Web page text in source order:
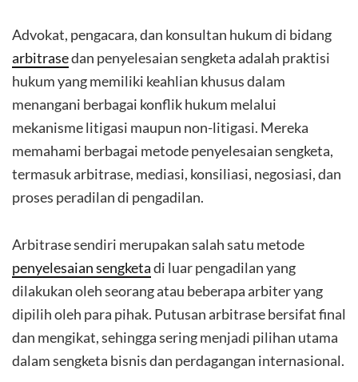
Advokat, pengacara, dan konsultan hukum di bidang
arbitrasedan penyelesaian sengketa adalah praktisi
hukum yang memiliki keahlian khusus dalam
menangani berbagai konflik hukum melalui
mekanisme litigasi maupun non-litigasi. Mereka
memahami berbagai metode penyelesaian sengketa,
termasuk arbitrase, mediasi, konsiliasi, negosiasi, dan
proses peradilan di pengadilan.
Arbitrase sendiri merupakan salah satu metode
penyelesaian sengketadi luar pengadilan yang
dilakukan oleh seorang atau beberapa arbiter yang
dipilih oleh para pihak. Putusan arbitrase bersifat final
dan mengikat, sehingga sering menjadi pilihan utama
dalam sengketa bisnis dan perdagangan internasional.